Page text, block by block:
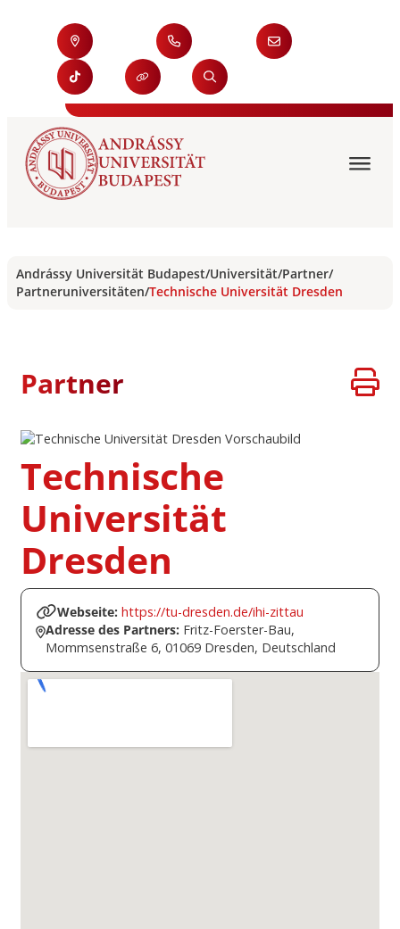
Andrássy Universität Budapest/Universität/Partner/
Partneruniversitäten/Technische Universität Dresden
Partner
Technische
Universität
Dresden
Webseite: https://tu-dresden.de/ihi-zittau
Adresse des Partners: Fritz-Foerster-Bau,
Mommsenstraße 6, 01069 Dresden, Deutschland